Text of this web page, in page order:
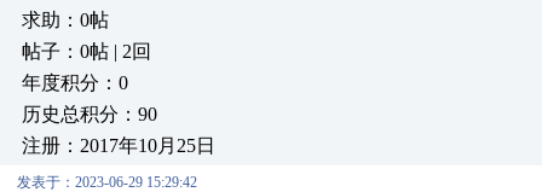
求助：0帖
帖子：0帖 | 2回
年度积分：0
历史总积分：90
注册：2017年10月25日
发表于：2023-06-29 15:29:42